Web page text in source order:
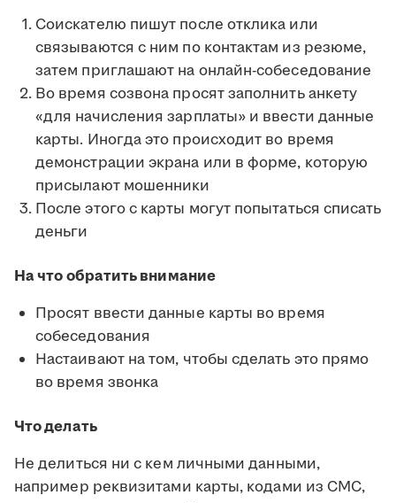
Соискателю пишут после отклика или
связываются с ним по контактам из резюме,
затем приглашают на онлайн-собеседование
Во время созвона просят заполнить анкету
«для начисления зарплаты» и ввести данные
карты. Иногда это происходит во время
демонстрации экрана или в форме, которую
присылают мошенники
После этого с карты могут попытаться списать
деньги
На что обратить внимание
Просят ввести данные карты во время
собеседования
Настаивают на том, чтобы сделать это прямо
во время звонка
Что делать
Не делиться ни с кем личными данными,
например реквизитами карты, кодами из СМС,